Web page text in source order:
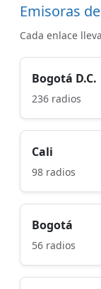
Emisoras
Cada enlace
Bogotá D.C.
236 radios
Cali
98 radios
Bogotá
56 radios